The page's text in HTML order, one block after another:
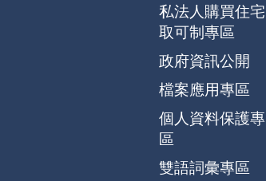
私法人購買住宅
取可制專區
政府資訊公開
檔案應用專區
個人資料保護專
區
雙語詞彙專區